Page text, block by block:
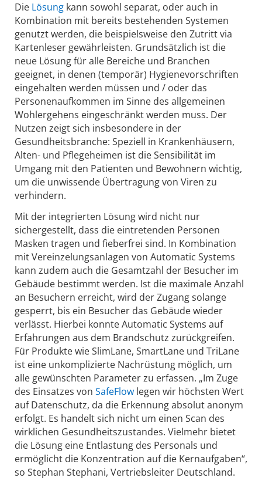
Die Lösung kann sowohl separat, oder auch in
Kombination mit bereits bestehenden Systemen
genutzt werden, die beispielsweise den Zutritt via
Kartenleser gewährleisten. Grundsätzlich ist die
neue Lösung für alle Bereiche und Branchen
geeignet, in denen (temporär) Hygienevorschriften
eingehalten werden müssen und / oder das
Personenaufkommen im Sinne des allgemeinen
Wohlergehens eingeschränkt werden muss. Der
Nutzen zeigt sich insbesondere in der
Gesundheitsbranche: Speziell in Krankenhäusern,
Alten- und Pflegeheimen ist die Sensibilität im
Umgang mit den Patienten und Bewohnern wichtig,
um die unwissende Übertragung von Viren zu
verhindern.
Mit der integrierten Lösung wird nicht nur
sichergestellt, dass die eintretenden Personen
Masken tragen und fieberfrei sind. In Kombination
mit Vereinzelungsanlagen von Automatic Systems
kann zudem auch die Gesamtzahl der Besucher im
Gebäude bestimmt werden. Ist die maximale Anzahl
an Besuchern erreicht, wird der Zugang solange
gesperrt, bis ein Besucher das Gebäude wieder
verlässt. Hierbei konnte Automatic Systems auf
Erfahrungen aus dem Brandschutz zurückgreifen.
Für Produkte wie SlimLane, SmartLane und TriLane
ist eine unkomplizierte Nachrüstung möglich, um
alle gewünschten Parameter zu erfassen. „Im Zuge
des Einsatzes von SafeFlow legen wir höchsten Wert
auf Datenschutz, da die Erkennung absolut anonym
erfolgt. Es handelt sich nicht um einen Scan des
wirklichen Gesundheitszustandes. Vielmehr bietet
die Lösung eine Entlastung des Personals und
ermöglicht die Konzentration auf die Kernaufgaben“,
so Stephan Stephani, Vertriebsleiter Deutschland.